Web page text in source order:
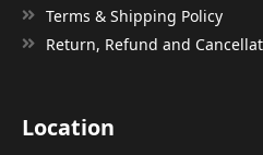
Terms & Shipping Policy
Return, Refund and
Location